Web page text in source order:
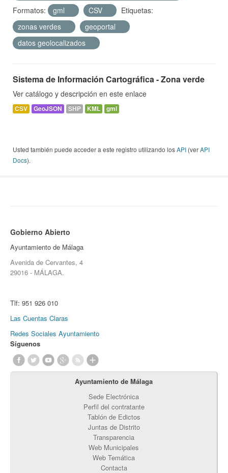
Formatos:
gml CSV
Etiquetas:
zonas verdes
geoportal
datos geolocalizados
Sistema de Información Cartográfica - Zona verde
Ver catálogo y descripción en este enlace
CSV GeoJSON SHP KML gml
Usted también puede acceder a este registro utilizando losAPI (verAPI
Docs).
Gobierno Abierto
Ayuntamiento de Málaga
Avenida de Cervantes, 4
29016 - MÁLAGA.
Tlf: 951 926 010
Las Cuentas Claras
Redes Sociales Ayuntamiento
Síguenos
Ayuntamiento de Málaga
Sede Electrónica
Perfil del contratante
Tablón de Edictos
Juntas de Distrito
Transparencia
Web Municipales
Web Temática
Contacta